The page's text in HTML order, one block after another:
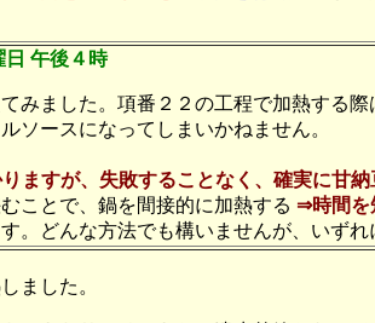
日 午後４時
みました。項番２２の工程で加熱する
ソースになってしまいかねません。
ますが、失敗することなく、確実に甘納
とで、鍋を間接的に加熱する ⇒時間を
どんな方法でも構いませんが、いずれ
ました。